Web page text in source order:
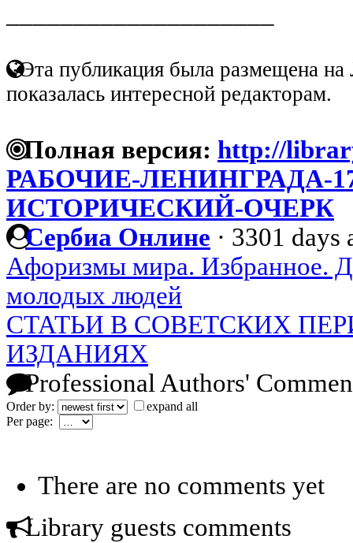
Эта публикация была размещена на
показалась интересной редакторам.
Полная версия: http://
РАБОЧИЕ-ЛЕНИНГРАДА-
ИСТОРИЧЕСКИЙ-ОЧЕРК
Сербиа Онлине · 3301 days
Афоризмы мира. Избранное.
молодых людей
СТАТЬИ В СОВЕТСКИХ
ИЗДАНИЯХ
Professional Authors'
Order by:
expand all
Per page:
There are no comments yet
Library guests comments